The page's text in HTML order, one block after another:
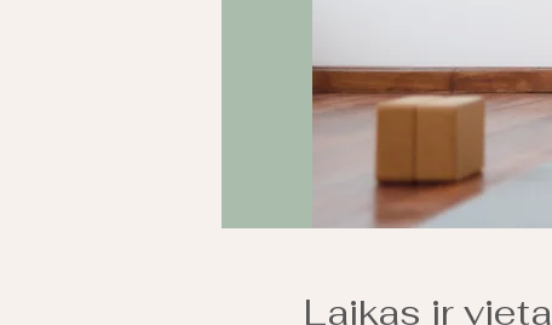
Laikas ir vieta